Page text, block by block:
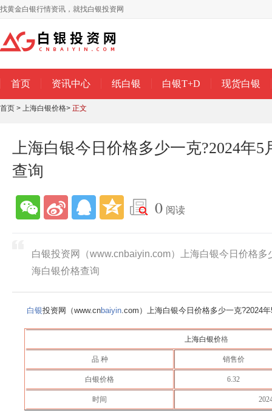
找黄金白银行情资讯，就找白银投资网
首页 资讯中心 纸白银 白银T+D 现货白银
首页 > 上海白银价格> 正文
上海白银今日价格多少一克?2024年5
查询
0 阅读
白银投资网（www.cnbaiyin.com）上海白银今日价格
海白银价格查询
白银投资网（www.cnbaiyin.com）上海白银今日价格多少一克?2024
上海白银价格
品 种 销售价
白银价格 6.32
时间